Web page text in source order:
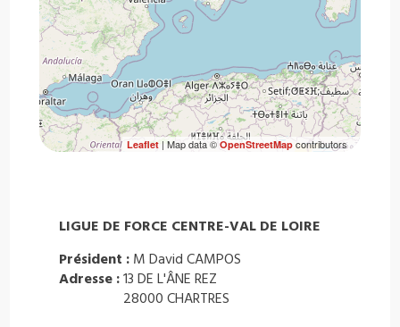
Leaflet| Map data ©OpenStreetMapcontributors
LIGUE DE FORCE CENTRE-VAL DE LOIRE
Président : M David CAMPOS
Adresse :13 DE L'ÂNE REZ
28000 CHARTRES